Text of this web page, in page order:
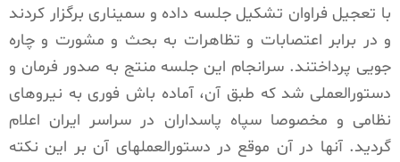
با تعجیل فراوان تشکیل جلسه داده و سمیناری برگزار کردند
و در برابر اعتصابات و تظاهرات به بحث و مشورت و چاره
جویی پرداختند. سرانجام این جلسه منتج به صدور فرمان و
دستورالعملی شد که طبق آن، آماده باش فوری به نیروهای
نظامی و مخصوصا سپاه پاسداران در سراسر ایران اعلام
گردید. آنها در آن موقع در دستورالعملهای آن بر این نکته